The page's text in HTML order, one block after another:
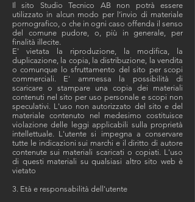
Il sito Studio Tecnico AB non potrà essere
utilizzato in alcun modo per l’invio di materiale
pornografico, o che in ogni caso offenda il senso
del comune pudore, o, più in generale, per
finalità illecite.
E' vietata la riproduzione, la modifica, la
duplicazione, la copia, la distribuzione, la vendita
o comunque lo sfruttamento del sito per scopi
commerciali. E' ammessa la possibilità di
scaricare o stampare una copia dei materiali
contenuti nel sito per uso personale e scopi non
speculativi. L'uso non autorizzato del sito e del
materiale contenuto nel medesimo costituisce
violazione delle leggi applicabili sulla proprietà
intellettuale. L'utente si impegna a conservare
tutte le indicazioni sui marchi e il diritto di autore
contenute sui materiali scaricati o copiati. L'uso
di questi materiali su qualsiasi altro sito web è
vietato
3. Età e responsabilità dell'utente